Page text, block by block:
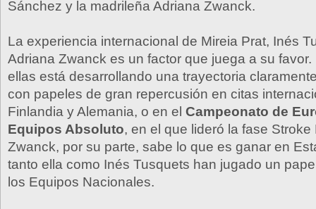
Sánchez y la madrileña Adriana Zwanck.
La experiencia internacional de Mireia Prat, Inés
Adriana Zwanck es un factor que juega a su favor.
ellas está desarrollando una trayectoria
con papeles de gran repercusión en citas
Finlandia y Alemania, o en el Campeonato de
Equipos Absoluto, en el que lideró la fase Stroke
Zwanck, por su parte, sabe lo que es ganar en
tanto ella como Inés Tusquets han jugado un
los Equipos Nacionales.